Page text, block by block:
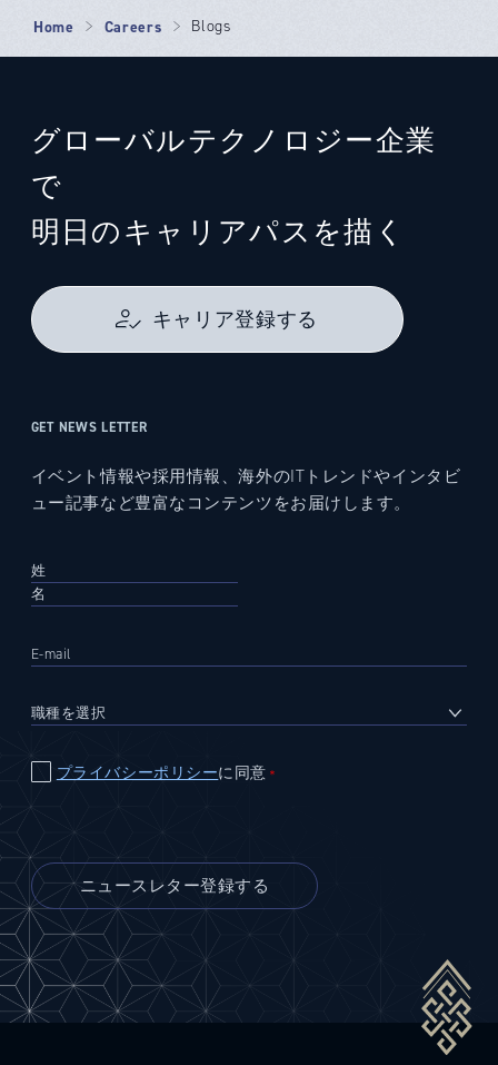
Home Careers Blogs
グローバルテクノロジー企業
で
明日のキャリアパスを描く
キャリア登録する
GET NEWS LETTER
イベント情報や採用情報、海外のITトレンドやインタビ
ュー記事など豊富なコンテンツをお届けします。
プライバシーポリシーに同意 ＊